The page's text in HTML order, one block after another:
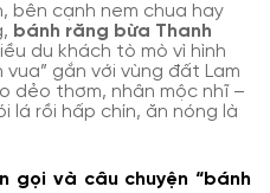
bên cạnh nem chua hay
bánh răng bừa Thanh
du khách tò mò vì hình
gắn với vùng đất Lam
dẻo thơm, nhân mộc nhĩ –
lá rồi hấp chín, ăn nóng là
gọi và câu chuyện “bánh